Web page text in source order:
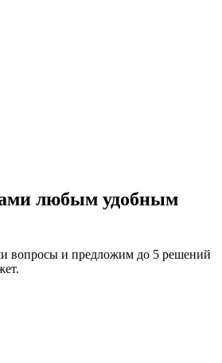
любым удобным
вопросы и предложим до 5 решений